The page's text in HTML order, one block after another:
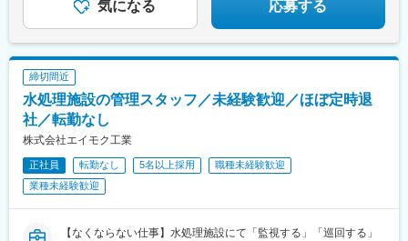
気になる 応募する
締切間近
水処理施設の管理スタッフ／未経験歓迎／ほぼ定時退
社／転勤なし
株式会社エイモク工業
正社員 転勤なし 5名以上採用
職種未経験歓迎
業種未経験歓迎
【なくならない仕事】水処理施設にて「監視する」「巡回する」